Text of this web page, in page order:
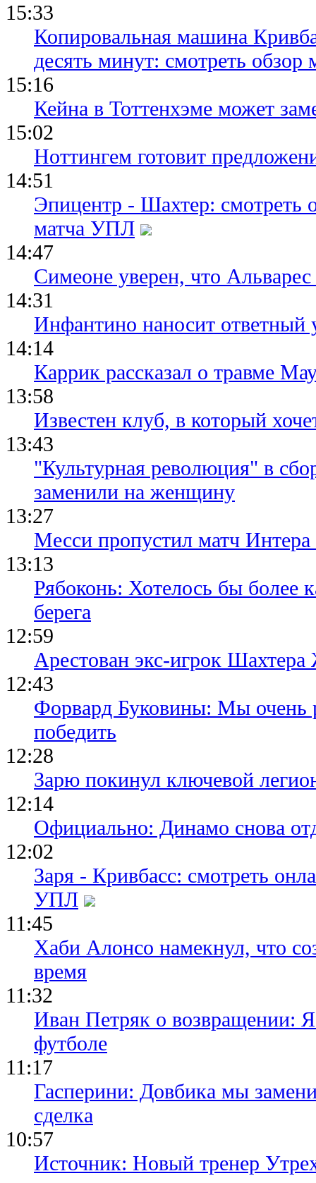
15:33
Копировальная машина
десять минут: смотреть обзор
15:16
Кейна в Тоттенхэме может
15:02
Ноттингем готовит
14:51
Эпицентр - Шахтер: смотреть
матча УПЛ
14:47
Симеоне уверен, что Альварес
14:31
Инфантино наносит ответный
14:14
Каррик рассказал о травме
13:58
Известен клуб, в который
13:43
"Культурная революция" в
заменили на женщину
13:27
Месси пропустил матч
13:13
Рябоконь: Хотелось бы более
берега
12:59
Арестован экс-игрок
12:43
Форвард Буковины: Мы очень
победить
12:28
Зарю покинул ключевой
12:14
Официально: Динамо снова
12:02
Заря - Кривбасс: смотреть
УПЛ
11:45
Хаби Алонсо намекнул, что
время
11:32
Иван Петряк о возвращении:
футболе
11:17
Гасперини: Довбика мы
сделка
10:57
Источник: Новый тренер